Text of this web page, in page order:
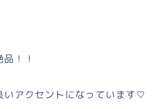
！！
いアクセントになっています♡